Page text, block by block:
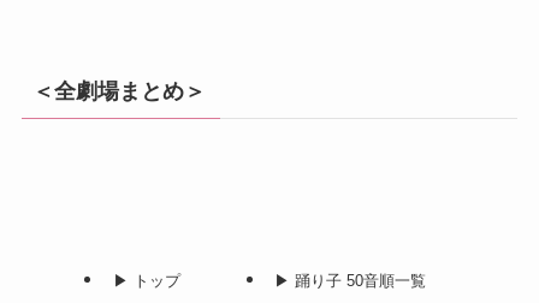
＜全劇場まとめ＞
▶︎ トップ
▶︎ 踊り子 50音順一覧